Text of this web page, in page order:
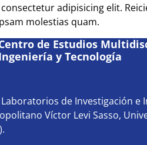
adipisicing elit.
molestias quam.
de Estudios
y Tecnología
de Investigación e
Víctor Levi Sasso,